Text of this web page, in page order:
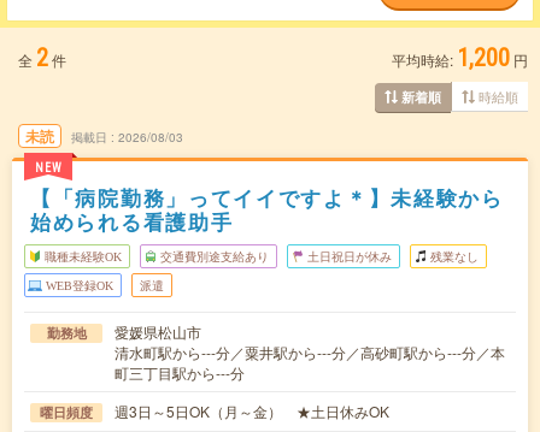
全 2件 平均時給: 1,200 円
新着順 時給順
未読
NEW
掲載日 2026/08/03
【「病院勤務」ってイイですよ＊】未経験から
始められる看護助手
職種未経験OK 交通費別途支給あり 土日祝日が休み 残業なし
WEB登録OK 派遣
勤務地
愛媛県松山市
清水町駅から---分／粟井駅から---分／高砂町駅から---分／本
町三丁目駅から---分
曜日頻度 週3日～5日OK（月～金） ★土日休みOK